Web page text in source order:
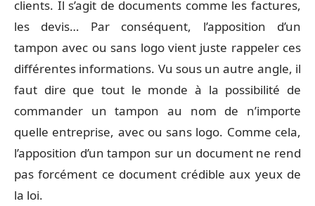
clients. Il s’agit de documents comme les factures,
les devis… Par conséquent, l’apposition d’un
tampon avec ou sans logo vient juste rappeler ces
différentes informations. Vu sous un autre angle, il
faut dire que tout le monde à la possibilité de
commander un tampon au nom de n’importe
quelle entreprise, avec ou sans logo. Comme cela,
l’apposition d’un tampon sur un document ne rend
pas forcément ce document crédible aux yeux de
la loi.